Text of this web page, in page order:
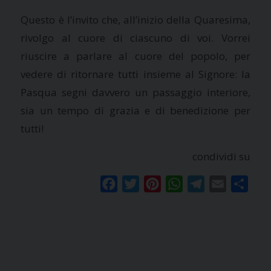
Questo è l’invito che, all’inizio della Quaresima,
rivolgo al cuore di ciascuno di voi. Vorrei
riuscire a parlare al cuore del popolo, per
vedere di ritornare tutti insieme al Signore: la
Pasqua segni davvero un passaggio interiore,
sia un tempo di grazia e di benedizione per
tutti!
condividi su
FacebookTwitterPinterestWhatsAppTelegram
Email